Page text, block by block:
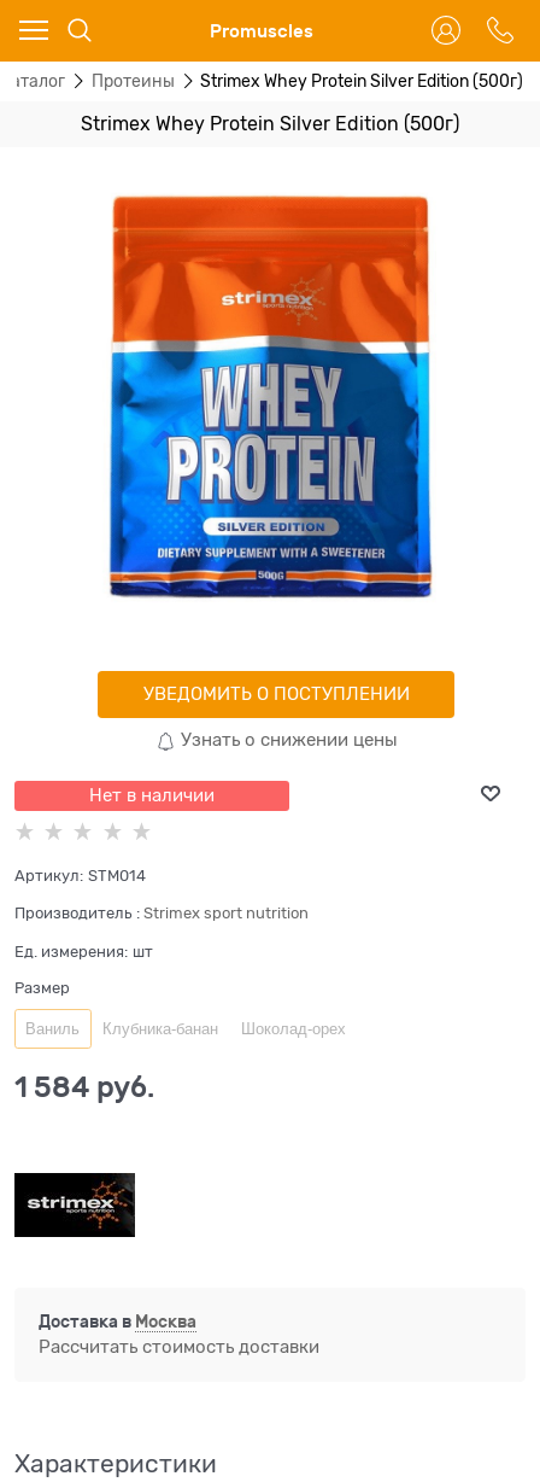
Promuscles
Каталог Протеины Strimex Whey Protein Silver Edition (500г)
Strimex Whey Protein Silver Edition (500г)
УВЕДОМИТЬ О ПОСТУПЛЕНИИ
Узнать о снижении цены
Нет в наличии
Артикул: STM014
Производитель : Strimex sport nutrition
Ед. измерения: шт
Размер
Ваниль Клубника-банан Шоколад-орех
1 584 руб.
Доставка в Москва
Рассчитать стоимость доставки
Характеристики
Ваш город - Москва,
угадали?
ДА НЕТ